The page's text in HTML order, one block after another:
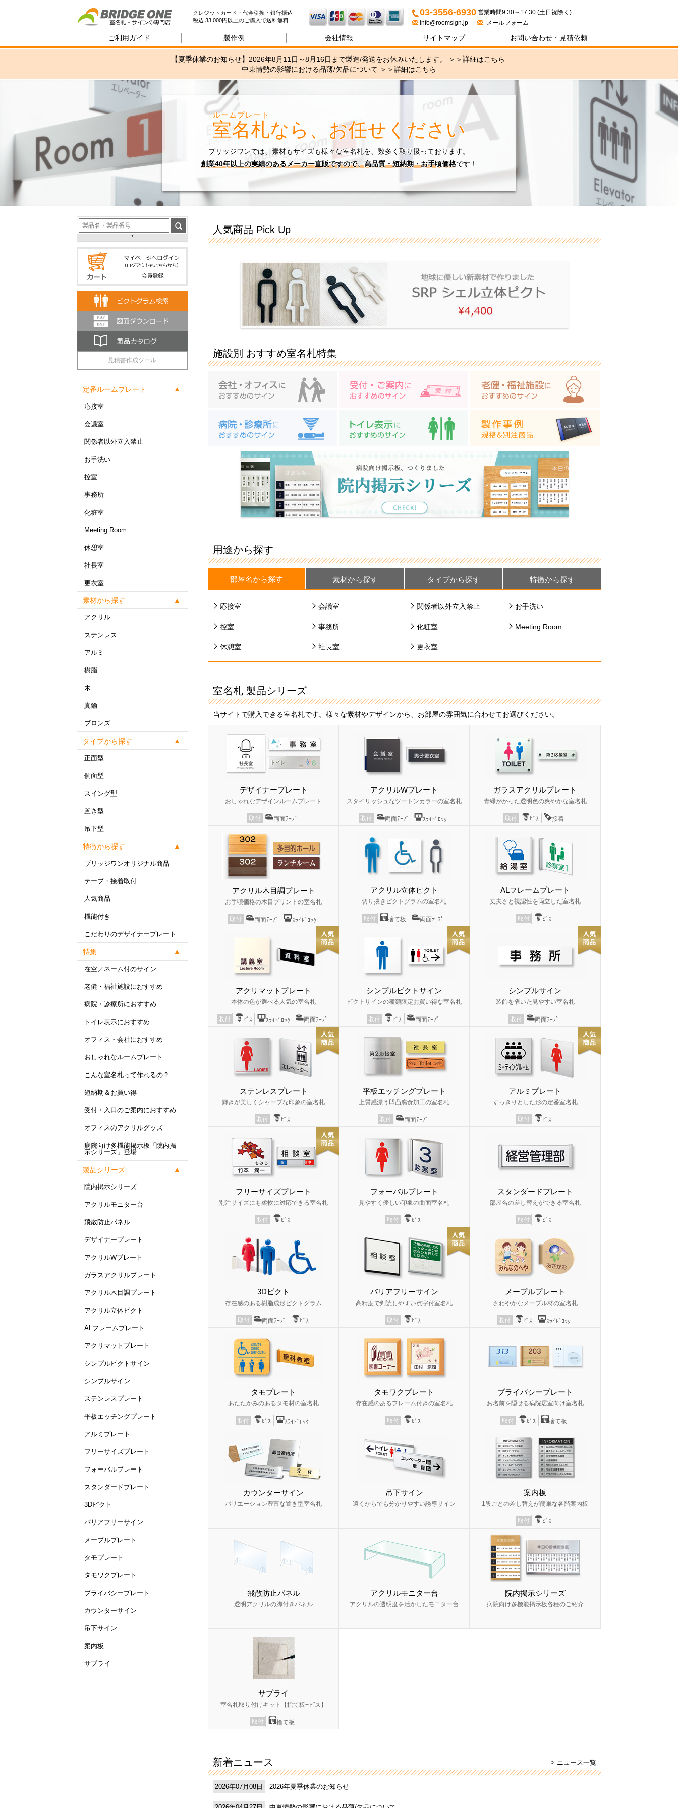
室名札・サインの専門店ブリッジワン
クレジットカード・代金引換・銀行振込
税込 33,000円以上のご購入で送料無料
03-3556-6930
営業時間9:30～17:30 (土日祝除く)
info@roomsign.jp
メールフォーム
ご利用ガイド 製作例 会社情報 サイトマップ お問い合わせ・ 見積依頼
【夏季休業のお知らせ】2026年8月11日～8月16日まで製造/発送をお休みいたします。 ＞＞詳細はこちら
中東情勢の影響における品薄/欠品について ＞＞詳細はこちら
室名札
ルームプレート
なら、お任せください
ブリッジワンでは、素材もサイズも様々な室名札を、数多く取り扱っております。
創業40年以上の実績のあるメーカー直販ですので、高品質・短納期・お手頃価格です！
見積書作成ツール
定番ルームプレート
応接室
会議室
関係者以外立入禁止
お手洗い
控室
事務所
化粧室
Meeting Room
休憩室
社長室
更衣室
素材から探す
アクリル
ステンレス
アルミ
樹脂
木
真鍮
ブロンズ
タイプから探す
正面型
側面型
スイング型
置き型
吊下型
特徴から探す
ブリッジワンオリジナル商品
テープ・接着取付
人気商品
機能付き
こだわりのデザイナープレート
特集
在空／ネーム付のサイン
老健・福祉施設におすすめ
病院・診療所におすすめ
トイレ表示におすすめ
オフィス・会社におすすめ
おしゃれなルームプレート
こんな室名札って作れるの？
短納期＆お買い得
受付・入口のご案内におすすめ
オフィスのアクリルグッズ
病院向け多機能掲示板「院内掲
示シリーズ」登場
製品シリーズ
院内掲示シリーズ
アクリルモニター台
飛散防止パネル
デザイナープレート
アクリルWプレート
ガラスアクリルプレート
アクリル木目調プレート
アクリル立体ピクト
ALフレームプレート
アクリマットプレート
シンプルピクトサイン
シンプルサイン
ステンレスプレート
平板エッチングプレート
アルミプレート
フリーサイズプレート
フォーバルプレート
スタンダードプレート
3Dピクト
バリアフリーサイン
メープルプレート
タモプレート
タモワクプレート
プライバシープレート
カウンターサイン
吊下サイン
案内板
サプライ
人気商品 Pick Up
施設別 おすすめ室名札特集
用途から探す
部屋名から探す 素材から探す タイプから探す 特徴から探す
応接室 会議室 関係者以外立入禁止 お手洗い
控室 事務所 化粧室 Meeting Room
休憩室 社長室 更衣室
室名札 製品シリーズ
当サイトで購入できる室名札です。様々な素材やデザインから、お部屋の雰囲気に合わせてお選びください。
デザイナープレート
おしゃれなデザインルームプレート
取付 両面ﾃｰﾌﾟ
アクリルWプレート
スタイリッシュなツートンカラーの室名札
取付 両面ﾃｰﾌﾟ ｽﾗｲﾄﾞﾛｯｸ
ガラスアクリルプレート
青緑がかった透明色の爽やかな室名札
取付 ﾋﾞｽ 接着
アクリル木目調プレート
お手頃価格の木目プリントの室名札
取付 両面ﾃｰﾌﾟ ｽﾗｲﾄﾞﾛｯｸ
アクリル立体ピクト
切り抜きピクトグラムの室名札
取付 捨て板 両面ﾃｰﾌﾟ
ALフレームプレート
丈夫さと視認性を両立した室名札
取付 ﾋﾞｽ
アクリマットプレート
本体の色が選べる人気の室名札
取付 ﾋﾞｽ ｽﾗｲﾄﾞﾛｯｸ 両面ﾃｰﾌﾟ
シンプルピクトサイン
ピクトサインの種類限定お買い得な室名札
取付 ﾋﾞｽ 両面ﾃｰﾌﾟ
シンプルサイン
装飾を省いた見やすい室名札
取付 両面ﾃｰﾌﾟ
ステンレスプレート
輝きが美しくシャープな印象の室名札
取付 ﾋﾞｽ
平板エッチングプレート
上質感漂う凹凸腐食加工の室名札
取付 両面ﾃｰﾌﾟ
アルミプレート
すっきりとした形の定番室名札
取付 ﾋﾞｽ
フリーサイズプレート
別注サイズにも柔軟に対応できる室名札
取付 ﾋﾞｽ
フォーバルプレート
見やすく優しい印象の曲面室名札
取付 ﾋﾞｽ
スタンダードプレート
部屋名の差し替えができる室名札
取付 ﾋﾞｽ
3Dピクト
存在感のある樹脂成形ピクトグラム
取付 両面ﾃｰﾌﾟ ﾋﾞｽ
バリアフリーサイン
高精度で判読しやすい点字付室名札
取付 ﾋﾞｽ
メープルプレート
さわやかなメープル材の室名札
取付 ﾋﾞｽ ｽﾗｲﾄﾞﾛｯｸ
タモプレート
あたたかみのあるタモ材の室名札
取付 ﾋﾞｽ ｽﾗｲﾄﾞﾛｯｸ
タモワクプレート
存在感のあるフレーム付きの室名札
取付 ﾋﾞｽ
プライバシープレート
お名前を隠せる病院居室向け室名札
取付 ﾋﾞｽ 捨て板
カウンターサイン
バリエーション豊富な置き型室名札
吊下サイン
遠くからでも分かりやすい誘導サイン
案内板
1段ごとの差し替えが簡単な各階案内板
取付 ﾋﾞｽ
飛散防止パネル
透明アクリルの脚付きパネル
アクリルモニター台
アクリルの透明度を活かしたモニター台
院内掲示シリーズ
病院向け多機能掲示板各種のご紹介
サプライ
室名札取り付けキット【捨て板+ビス】
取付 捨て板
新着ニュース > ニュース一覧
2026年07月08日 2026年夏季休業のお知らせ